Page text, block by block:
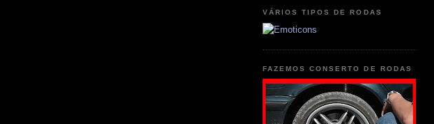
VÁRIOS TIPOS DE RODAS
FAZEMOS CONSERTO DE RODAS